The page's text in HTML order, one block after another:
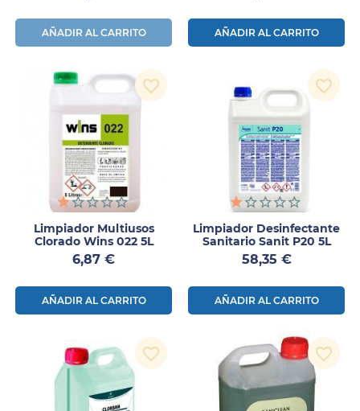
AÑADIR AL CARRITO AÑADIR AL CARRITO
Limpiador Multiusos
Clorado Wins 022 5L
Precio
6,87 €
AÑADIR AL CARRITO
favorite_border
Limpiador Desinfectante
Sanitario Sanit P20 5L
Precio
58,35 €
AÑADIR AL CARRITO
favorite_border
favorite_border favorite_border